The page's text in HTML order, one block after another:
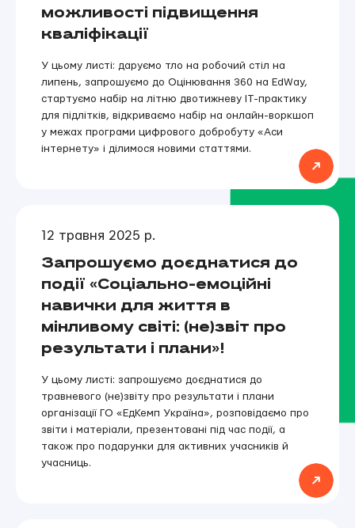
можливості підвищення
кваліфікації
У цьому листі: даруємо тло на робочий стіл на
липень, запрошуємо до Оцінювання 360 на EdWay,
стартуємо набір на літню двотижневу IT-практику
для підлітків, відкриваємо набір на онлайн-воркшоп
у межах програми цифрового добробуту «Аси
інтернету» і ділимося новими статтями.
12 травня 2025 р.
Запрошуємо доєднатися до
події «Соціально-емоційні
навички для життя в
мінливому світі: (не)звіт про
результати і плани»!
У цьому листі: запрошуємо доєднатися до
травневого (не)звіту про результати і плани
організації ГО «ЕдКемп Україна», розповідаємо про
звіти і матеріали, презентовані під час події, а
також про подарунки для активних учасників й
учасниць.